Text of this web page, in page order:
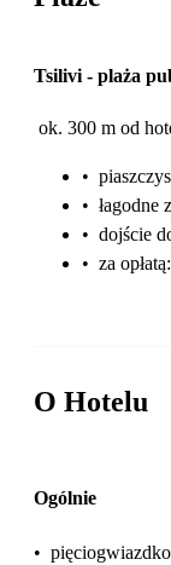
Tsilivi- plaża
ok. 300 m od
•
• łagodne
• dojście
• za
O Hotelu
Ogólnie
•